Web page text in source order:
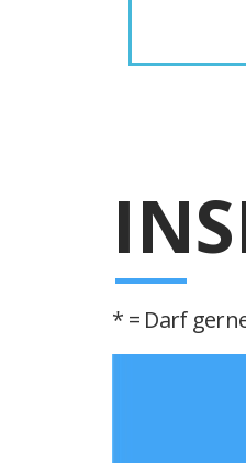
* = Darf